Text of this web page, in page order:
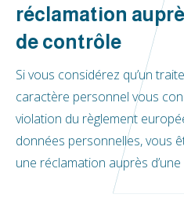
réclamation
de contrôle
Si vous considérez qu’un
caractère personnel vous
violation du règlement
données personnelles, vous
une réclamation auprès